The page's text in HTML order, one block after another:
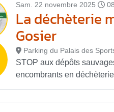
Sam. 22 novembre 2025
La déchèterie
Gosier
Parking du Palais des
STOP aux dépôts
encombrants en